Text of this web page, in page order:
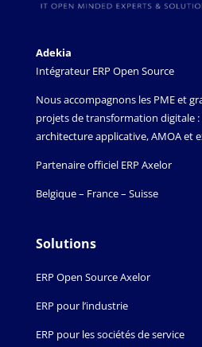
Adekia
Intégrateur ERP Open Source
Nous accompagnons les PME et
projets de transformation digitale :
architecture applicative, AMOA et
Partenaire officiel ERP Axelor
Belgique – France – Suisse
Solutions
ERP Open Source Axelor
ERP pour l’industrie
ERP pour les sociétés de service